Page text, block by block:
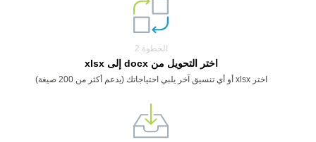
الخطوة 2
اختر التحويل من docx إلى xlsx
اختر xlsx أو أي تنسيق آخر يلبي احتياجاتك (يدعم أكثر من 200 صيغة)